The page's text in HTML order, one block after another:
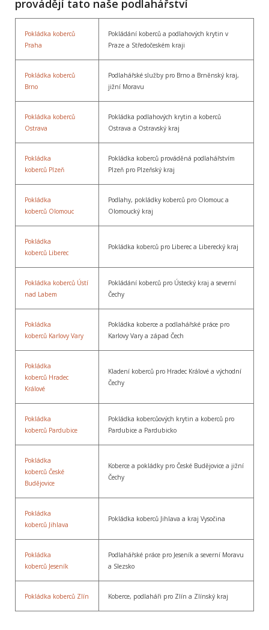
provádějí tato naše podlahářství
Pokládka koberců
Praha
Pokládání koberců a podlahových krytin v
Praze a Středočeském kraji
Pokládka koberců
Brno
Podlahářské služby pro Brno a Brněnský kraj,
jižní Moravu
Pokládka koberců
Ostrava
Pokládka podlahových krytin a koberců
Ostrava a Ostravský kraj
Pokládka
koberců Plzeň
Pokládka koberců prováděná podlahářstvím
Plzeň pro Plzeňský kraj
Pokládka
koberců Olomouc
Podlahy, pokládky koberců pro Olomouc a
Olomoucký kraj
Pokládka
koberců Liberec
Pokládka koberců pro Liberec a Liberecký kraj
Pokládka koberců Ústí
nad Labem
Pokládání koberců pro Ústecký kraj a severní
Čechy
Pokládka
koberců Karlovy Vary
Pokládka koberce a podlahářské práce pro
Karlovy Vary a západ Čech
Pokládka
koberců Hradec
Králové
Kladení koberců pro Hradec Králové a východní
Čechy
Pokládka
koberců Pardubice
Pokládka kobercůových krytin a koberců pro
Pardubice a Pardubicko
Pokládka
koberců České
Budějovice
Koberce a pokládky pro České Budějovice a jižní
Čechy
Pokládka
koberců Jihlava
Pokládka koberců Jihlava a kraj Vysočina
Pokládka
koberců Jeseník
Podlahářské práce pro Jeseník a severní Moravu
a Slezsko
Pokládka koberců Zlín Koberce, podlaháři pro Zlín a Zlínský kraj